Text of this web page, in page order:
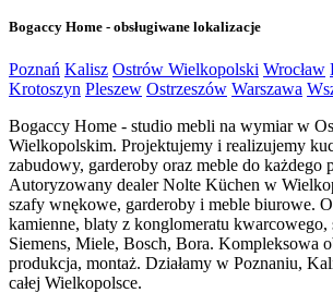
Bogaccy Home - obsługiwane lokalizacje
Poznań Kalisz Ostrów Wielkopolski Wrocław
Krotoszyn Pleszew Ostrzeszów Warszawa
Bogaccy Home - studio mebli na wymiar w
Wielkopolskim. Projektujemy i realizujemy
zabudowy, garderoby oraz meble do każdego
Autoryzowany dealer Nolte Küchen w
szafy wnękowe, garderoby i meble biurowe.
kamienne, blaty z konglomeratu
Siemens, Miele, Bosch, Bora. Kompleksowa
produkcja, montaż. Działamy w Poznaniu,
całej Wielkopolsce.